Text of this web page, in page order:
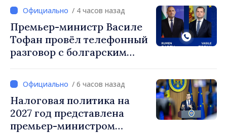
/ 4 часов назад
Премьер-министр Василе
Тофан провёл телефонный
разговор с болгарским
Радевым
/ 6 часов назад
Налоговая политика на
2027 год представлена
премьер-министром